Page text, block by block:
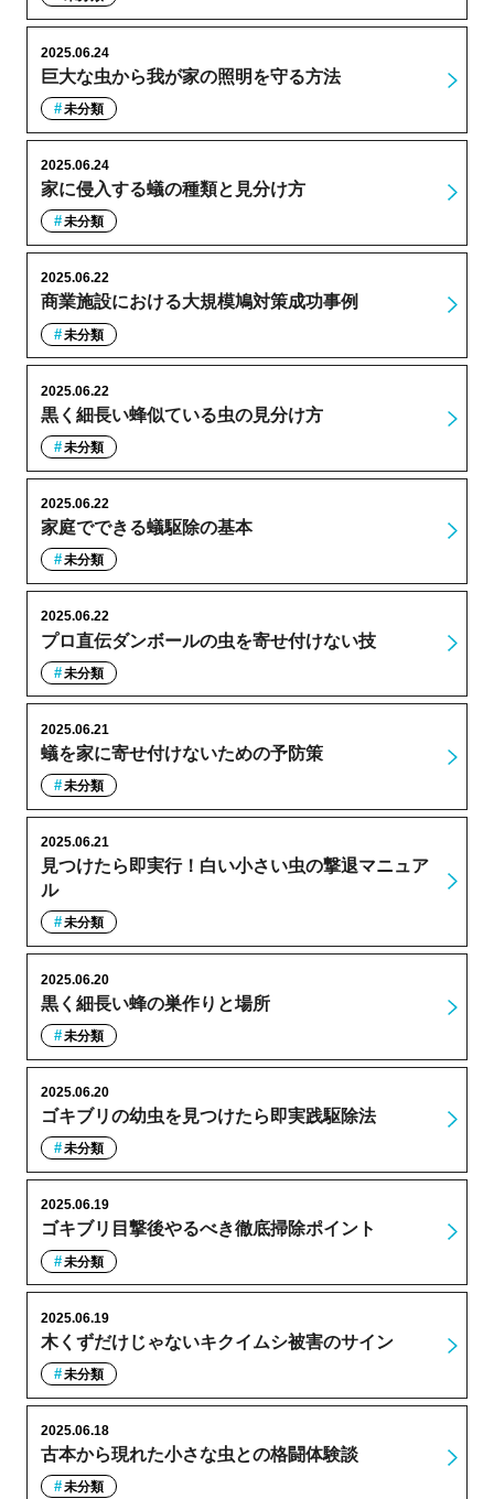
巨大な虫から我が家の照明を守る方法
2025.06.24
未分類
家に侵入する蟻の種類と見分け方
2025.06.24
未分類
商業施設における大規模鳩対策成功事例
2025.06.22
未分類
黒く細長い蜂似ている虫の見分け方
2025.06.22
未分類
家庭でできる蟻駆除の基本
2025.06.22
未分類
プロ直伝ダンボールの虫を寄せ付けない技
2025.06.22
未分類
蟻を家に寄せ付けないための予防策
2025.06.21
未分類
見つけたら即実行！白い小さい虫の撃退マニュア
ル
2025.06.21
未分類
黒く細長い蜂の巣作りと場所
2025.06.20
未分類
ゴキブリの幼虫を見つけたら即実践駆除法
2025.06.20
未分類
ゴキブリ目撃後やるべき徹底掃除ポイント
2025.06.19
未分類
木くずだけじゃないキクイムシ被害のサイン
2025.06.19
未分類
古本から現れた小さな虫との格闘体験談
2025.06.18
未分類